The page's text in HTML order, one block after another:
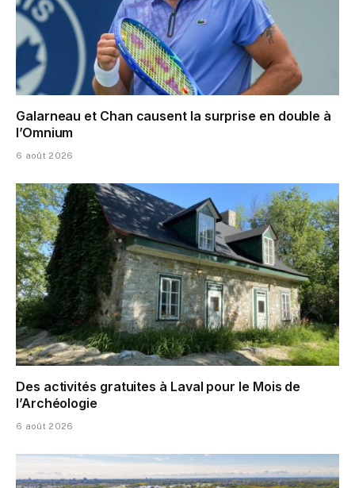
Galarneau et Chan causent la surprise en double à
l’Omnium
6 août 2026
Des activités gratuites à Laval pour le Mois de
l’Archéologie
6 août 2026